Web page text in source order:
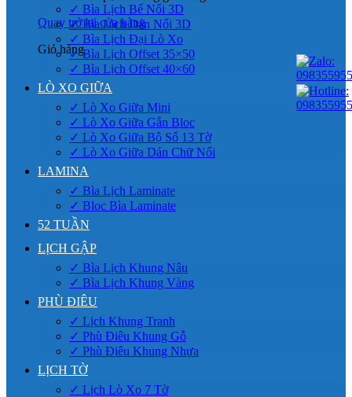
Quay trở lại cửa hàng
Giỏ hàng
✓ Bìa Lịch Bế Nổi 3D
✓ Bìa Lịch Dán Nổi 3D
✓ Bìa Lịch Đại Lò Xo
✓ Bìa Lịch Offset 35×50
✓ Bìa Lịch Offset 40×60
LÒ XO GIỮA
✓ Lò Xo Giữa Mini
✓ Lò Xo Giữa Gắn Bloc
✓ Lò Xo Giữa Bộ Số 13 Tờ
✓ Lò Xo Giữa Dán Chữ Nổi
LAMINA
✓ Bìa Lịch Laminate
✓ Bloc Bìa Laminate
52 TUẦN
LỊCH GẬP
✓ Bìa Lịch Khung Nâu
✓ Bìa Lịch Khung Vàng
PHÙ ĐIÊU
✓ Lịch Khung Tranh
✓ Phù Điêu Khung Gỗ
✓ Phù Điêu Khung Nhựa
LỊCH TỜ
✓ Lịch Lò Xo 7 Tờ